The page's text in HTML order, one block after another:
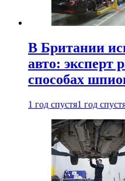
В Британии
авто: эксперт
способах
1 год спустя1 год